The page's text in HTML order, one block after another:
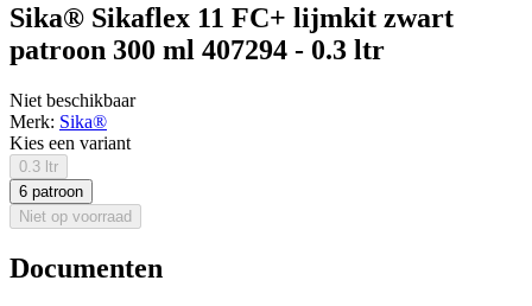
Sika® Sikaflex 11 FC+ lijmkit zwart
patroon 300 ml 407294 - 0.3 ltr
Niet beschikbaar
Merk: Sika®
Kies een variant
0.3 ltr
6 patroon
Niet op voorraad
Documenten